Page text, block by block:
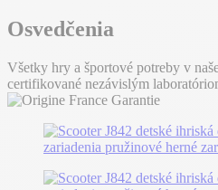
Osvedčenia
Všetky hry a športové potreby v
certifikované nezávislým